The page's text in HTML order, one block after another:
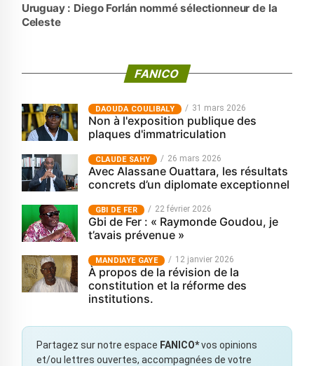
Uruguay : Diego Forlán nommé sélectionneur de la
Celeste
FANICO
‎DAOUDA COULIBALY 31 mars 2026
Non à l'exposition publique des
plaques d'immatriculation
CLAUDE SAHY 26 mars 2026
Avec Alassane Ouattara, les résultats
concrets d’un diplomate exceptionnel
GBI DE FER 22 février 2026
Gbi de Fer : « Raymonde Goudou, je
t’avais prévenue »
MANDIAYE GAYE 12 janvier 2026
À propos de la révision de la
constitution et la réforme des
institutions.
Partagez sur notre espace FANICO*vos opinions
et/ou lettres ouvertes, accompagnées de votre